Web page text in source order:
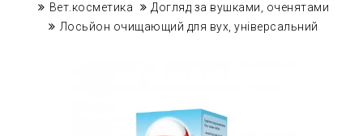
Вет.косметика
Догляд за вушками, оченятами
Лосьйон очищающий для вух, універсальний